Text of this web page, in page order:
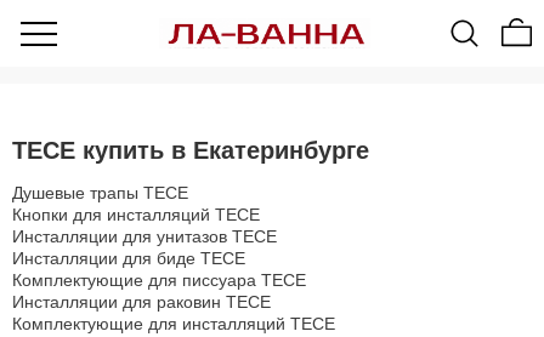
TECE купить в Екатеринбурге
Душевые трапы TECE
Кнопки для инсталляций TECE
Инсталляции для унитазов TECE
Инсталляции для биде TECE
Комплектующие для писсуара TECE
Инсталляции для раковин TECE
Комплектующие для инсталляций TECE